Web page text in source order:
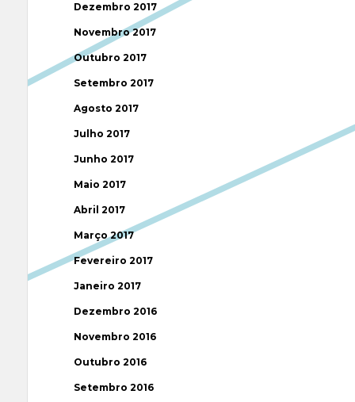
Dezembro 2017
Novembro 2017
Outubro 2017
Setembro 2017
Agosto 2017
Julho 2017
Junho 2017
Maio 2017
Abril 2017
Março 2017
Fevereiro 2017
Janeiro 2017
Dezembro 2016
Novembro 2016
Outubro 2016
Setembro 2016